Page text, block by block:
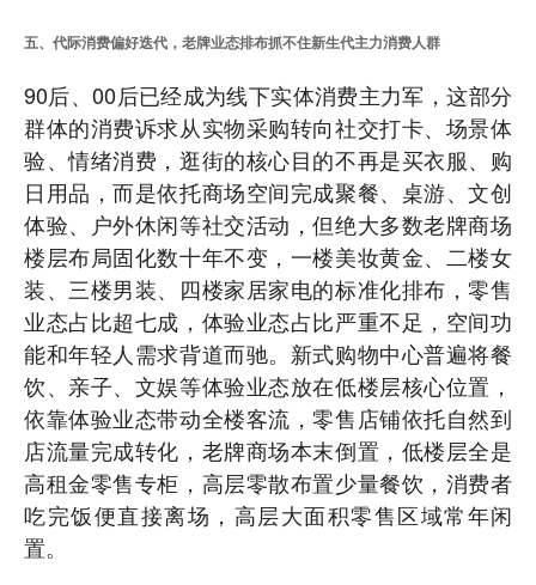
五、代际消费偏好迭代，老牌业态排布抓不住新生代主力消费人群
90后、00后已经成为线下实体消费主力军，这部分
群体的消费诉求从实物采购转向社交打卡、场景体
验、情绪消费，逛街的核心目的不再是买衣服、购
日用品，而是依托商场空间完成聚餐、桌游、文创
体验、户外休闲等社交活动，但绝大多数老牌商场
楼层布局固化数十年不变，一楼美妆黄金、二楼女
装、三楼男装、四楼家居家电的标准化排布，零售
业态占比超七成，体验业态占比严重不足，空间功
能和年轻人需求背道而驰。新式购物中心普遍将餐
饮、亲子、文娱等体验业态放在低楼层核心位置，
依靠体验业态带动全楼客流，零售店铺依托自然到
店流量完成转化，老牌商场本末倒置，低楼层全是
高租金零售专柜，高层零散布置少量餐饮，消费者
吃完饭便直接离场，高层大面积零售区域常年闲
置。